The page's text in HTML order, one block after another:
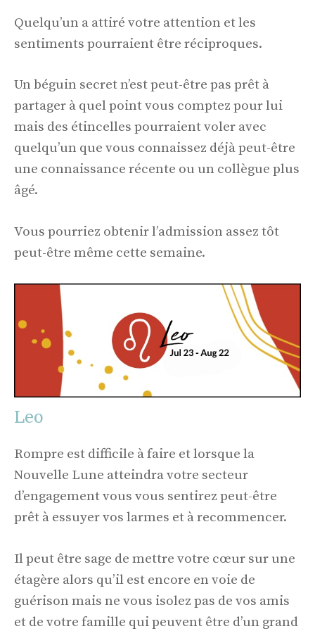
Quelqu’un a attiré votre attention et les
sentiments pourraient être réciproques.
Un béguin secret n’est peut-être pas prêt à
partager à quel point vous comptez pour lui
mais des étincelles pourraient voler avec
quelqu’un que vous connaissez déjà peut-être
une connaissance récente ou un collègue plus
âgé.
Vous pourriez obtenir l’admission assez tôt
peut-être même cette semaine.
Leo
Rompre est difficile à faire et lorsque la
Nouvelle Lune atteindra votre secteur
d’engagement vous vous sentirez peut-être
prêt à essuyer vos larmes et à recommencer.
Il peut être sage de mettre votre cœur sur une
étagère alors qu’il est encore en voie de
guérison mais ne vous isolez pas de vos amis
et de votre famille qui peuvent être d’un grand